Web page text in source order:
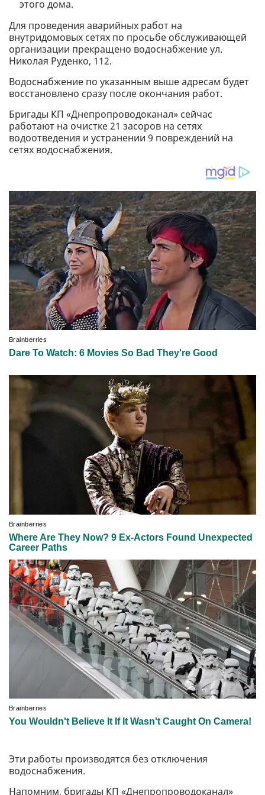
этого дома.
Для проведения аварийных работ на
внутридомовых сетях по просьбе обслуживающей
организации прекращено водоснабжение ул.
Николая Руденко, 112.
Водоснабжение по указанным выше адресам будет
восстановлено сразу после окончания работ.
Бригады КП «Днепропроводоканал» сейчас
работают на очистке 21 засоров на сетях
водоотведения и устранении 9 повреждений на
сетях водоснабжения.
Эти работы производятся без отключения
водоснабжения.
Напомним, бригады КП «Днепропроводоканал»